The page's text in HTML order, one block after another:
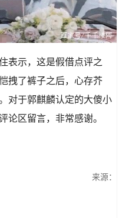
表示，这是假借点评之
拽了裤子之后，心存芥
对于郭麒麟认定的大傻小
论区留言，非常感谢。
来源：